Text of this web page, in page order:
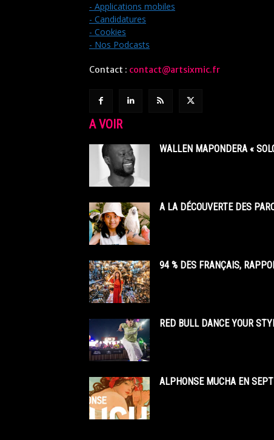
- Applications mobiles
- Candidatures
- Cookies
- Nos Podcasts
Contact : contact@artsixmic.fr
A VOIR
WALLEN MAPONDERA «
A LA DÉCOUVERTE DES
94 % DES FRANÇAIS,
RED BULL DANCE YOUR
ALPHONSE MUCHA EN